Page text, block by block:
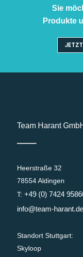
Sie
Produkte
Team Harant
Heerstraße 32
78554 Aldingen
T: +49 (0) 7424
info@team-harant.de
Standort Stuttgart:
Skyloop